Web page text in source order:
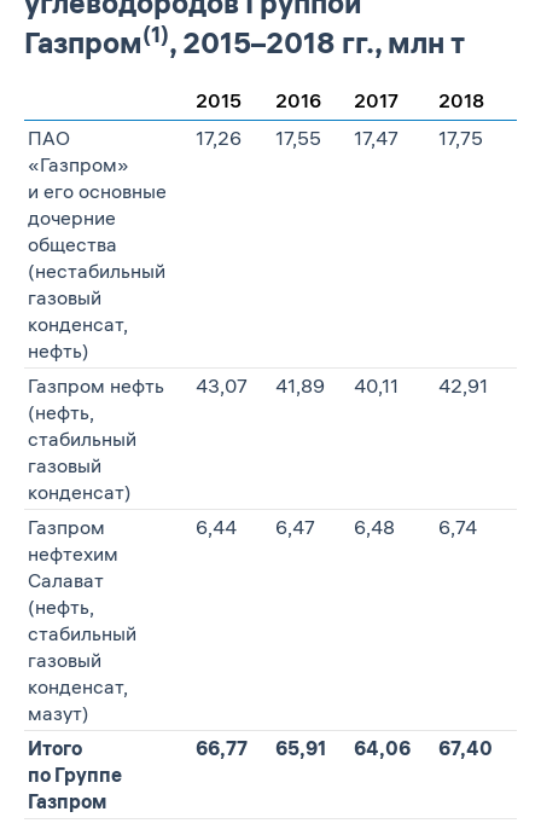
Газпром(1), 2015–2018 гг., млн т
2015 2016 2017
2018
ПАО
«Газпром»
и его основные
дочерние
общества
(нестабильный
газовый
конденсат,
нефть)
17,26 17,55 17,47 17,75
Газпром нефть
(нефть,
стабильный
газовый
конденсат)
43,07 41,89 40,11 42,91
Газпром
нефтехим
Салават
(нефть,
стабильный
газовый
конденсат,
мазут)
6,44 6,47 6,48 6,74
Итого
по Группе
Газпром
66,77 65,91 64,06 67,40